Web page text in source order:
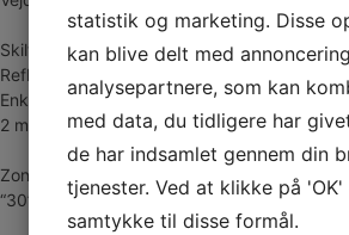
Skilt E68.4, 60×50 cm.
Refleks type 3.
Enkeltsidet.
2 mm aluminium
Zoneskilt og galgestander 60×50. Skiltet er
“30”
statistik og marketing. Disse
kan blive delt med
analysepartnere, som kan
med data, du tidligere har
de har indsamlet gennem din
tjenester. Ved at klikke på
samtykke til disse formål.